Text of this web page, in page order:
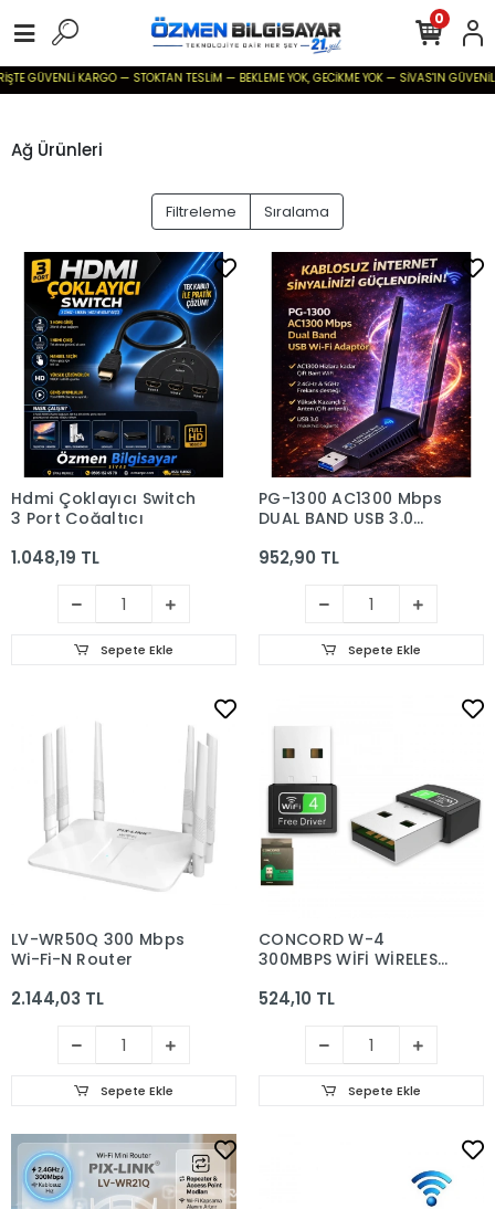
KARGO — STOKTAN TESLİM — BEKLEME YOK, GECİKME YOK — SİVAS'IN GÜVENİLİR
0
Ağ Ürünleri
Filtreleme Sıralama
Hdmi Çoklayıcı Switch
3 Port Çoğaltıcı
1.048,19 TL
Sepete Ekle
PG-1300 AC1300 Mbps
DUAL BAND USB 3.0
WİFİ ALICI
952,90 TL
Sepete Ekle
LV-WR50Q 300 Mbps
Wi-Fi-N Router
2.144,03 TL
Sepete Ekle
CONCORD W-4
300MBPS WİFİ WİRELESS
ALICI FREE DRİVER
524,10 TL
Sepete Ekle